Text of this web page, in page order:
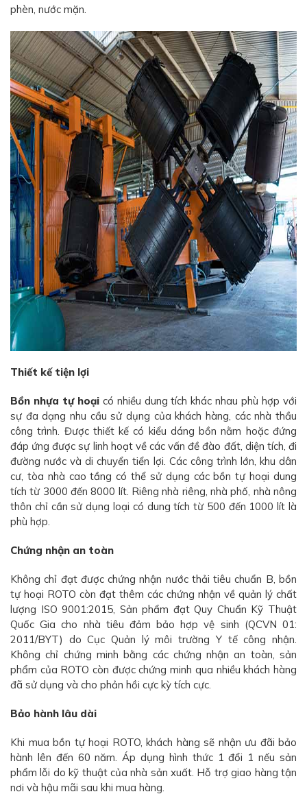
phèn, nước mặn.
Thiết kế tiện lợi
Bồn nhựa tự hoạicó nhiều dung tích khác nhau phù hợp với
sự đa dạng nhu cầu sử dụng của khách hàng, các nhà thầu
công trình. Được thiết kế có kiểu dáng bồn nằm hoặc đứng
đáp ứng được sự linh hoạt về các vấn đề đào đất, diện tích, đi
đường nước và di chuyển tiển lợi. Các công trình lớn, khu dân
cư, tòa nhà cao tầng có thể sử dụng các bồn tự hoại dung
tích từ 3000 đến 8000 lít. Riêng nhà riêng, nhà phố, nhà nông
thôn chỉ cần sử dụng loại có dung tích từ 500 đến 1000 lít là
phù hợp.
Chứng nhận an toàn
Không chỉ đạt được chứng nhận nước thải tiêu chuẩn B, bồn
tự hoại ROTO còn đạt thêm các chứng nhận về quản lý chất
lượng ISO 9001:2015, Sản phẩm đạt Quy Chuẩn Kỹ Thuật
Quốc Gia cho nhà tiêu đảm bảo hợp vệ sinh (QCVN 01:
2011/BYT) do Cục Quản lý môi trường Y tế công nhận.
Không chỉ chứng minh bằng các chứng nhận an toàn, sản
phẩm của ROTO còn được chứng minh qua nhiều khách hàng
đã sử dụng và cho phản hồi cực kỳ tích cực.
Bảo hành lâu dài
Khi mua bồn tự hoại ROTO, khách hàng sẽ nhận ưu đãi bảo
hành lên đến 60 năm. Áp dụng hình thức 1 đổi 1 nếu sản
phẩm lỗi do kỹ thuật của nhà sản xuất. Hỗ trợ giao hàng tận
nơi và hậu mãi sau khi mua hàng.